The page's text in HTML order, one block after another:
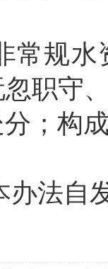
常规水
职守
；构
办法自